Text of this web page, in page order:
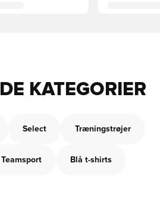
KATEGORIER
Select Træningstrøjer
Teamsport Blå t-shirts